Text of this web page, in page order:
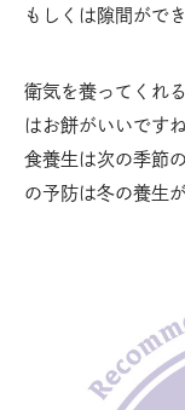
もしくは隙間がで
衛気を養ってくれ
はお餅がいいです
食養生は次の季節
の予防は冬の養生